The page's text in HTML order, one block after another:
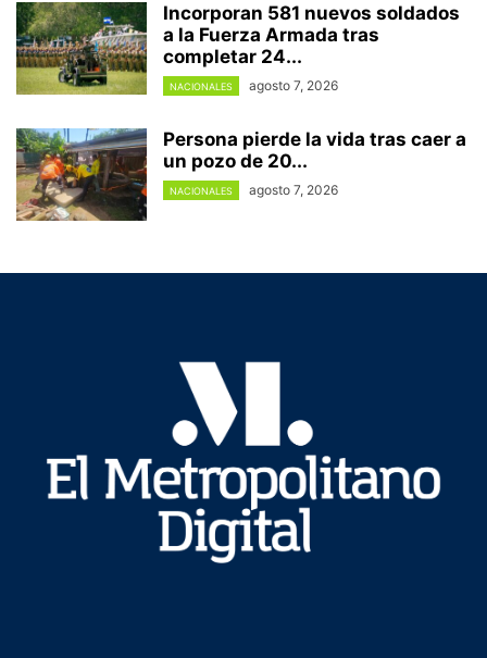
Incorporan 581 nuevos soldados
a la Fuerza Armada tras
completar 24...
NACIONALES agosto 7, 2026
Persona pierde la vida tras caer a
un pozo de 20...
NACIONALES agosto 7, 2026